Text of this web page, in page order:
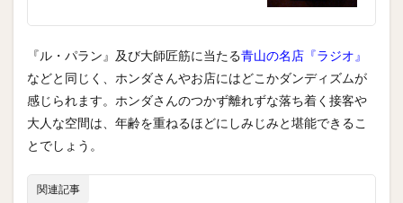
『ル・パラン』及び大師匠筋に当たる青山の名店『ラジオ』
などと同じく、ホンダさんやお店にはどこかダンディズムが
感じられます。ホンダさんのつかず離れずな落ち着く接客や
大人な空間は、年齢を重ねるほどにしみじみと堪能できるこ
とでしょう。
関連記事